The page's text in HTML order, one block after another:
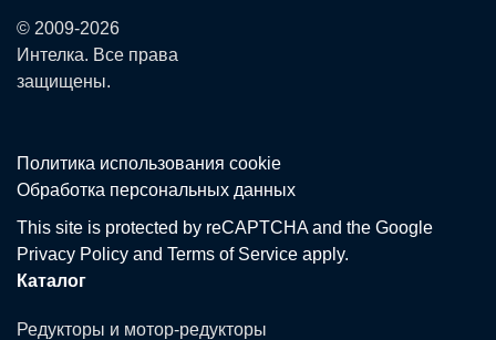
© 2009-2026
Интелка. Все права
защищены.
Политика использования сookie
Обработка персональных данных
This site is protected by reCAPTCHA and the Google
Privacy Policy and Terms of Service apply.
Каталог
Редукторы и мотор-редукторы